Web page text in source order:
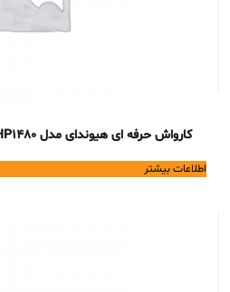
کارواش حرفه ای هیوندای مدل HP1480
اطلاعات بیشتر